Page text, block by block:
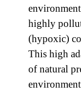
highly
(hypoxic)
This high
of natural